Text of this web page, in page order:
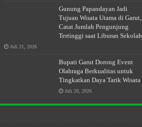
Gunung Papandayan Jadi
Tujuan Wisata Utama di Garut,
Catat Jumlah Pengunjung
Tertinggi saat Liburan Sekolah
Juli 21, 2026
Bupati Garut Dorong Event
Olahraga Berkualitas untuk
Tingkatkan Daya Tarik Wisata
Juli 20, 2026